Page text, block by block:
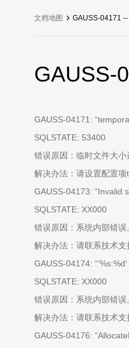
文档地图 GAUSS-04171
GAUSS-
GAUSS-04171:
SQLSTATE: 53400
错误原因：临时文件大小
解决办法：请设置配置项
GAUSS-04173: “Invalid
SQLSTATE: XX000
错误原因：系统内部错误
解决办法：请联系技术支
GAUSS-04174:
SQLSTATE: XX000
错误原因：系统内部错误
解决办法：请联系技术支
GAUSS-04176: